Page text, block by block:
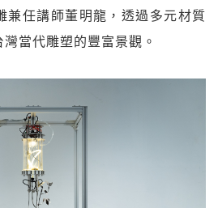
兼任講師董明龍，透過多元材質
當代雕塑的豐富景觀。